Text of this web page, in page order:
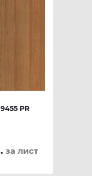
PR
за лист